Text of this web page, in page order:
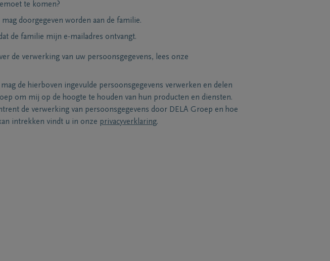
te komen?
doorgegeven worden aan de familie.
de familie mijn e-mailadres ontvangt.
de verwerking van uw persoonsgegevens, lees onze
mag de hierboven ingevulde persoonsgegevens verwerken en delen
om mij op de hoogte te houden van hun producten en diensten.
de verwerking van persoonsgegevens door DELA Groep en hoe
intrekken vindt u in onze privacyverklaring.